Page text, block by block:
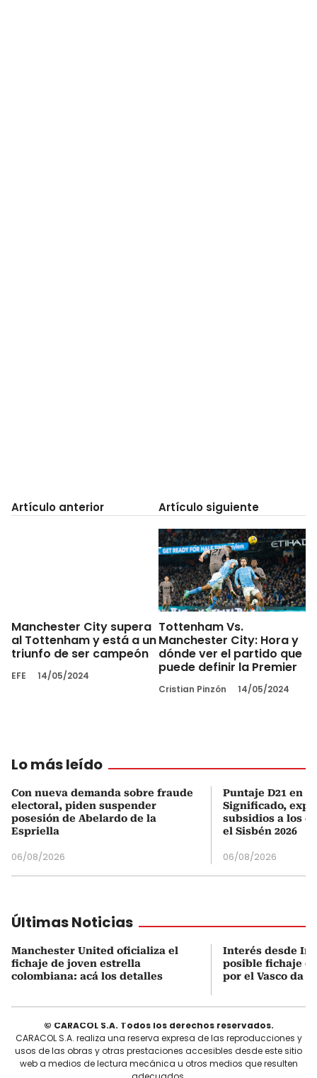
Artículo anterior
Manchester City supera
al Tottenham y está a un
triunfo de ser campeón
EFE 14/05/2024
Artículo siguiente
Tottenham Vs.
Manchester City: Hora y
dónde ver el partido que
puede definir la Premier
Cristian Pinzón 14/05/2024
Lo más leído
Con nueva demanda sobre fraude
electoral, piden suspender
posesión de Abelardo de la
Espriella
06/08/2026
Puntaje D21 en
Significado,
subsidios a los
el Sisbén 2026
06/08/2026
Últimas Noticias
Manchester United oficializa el
fichaje de joven estrella
colombiana: acá los detalles
Interés desde
posible fichaje
por el Vasco da
© CARACOL S.A. Todos los derechos reservados.
CARACOL S.A. realiza una reserva expresa de las reproducciones y
usos de las obras y otras prestaciones accesibles desde este sitio
web a medios de lectura mecánica u otros medios que resulten